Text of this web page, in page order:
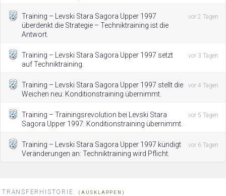
Training – Levski Stara Sagora Upper 1997
überdenkt die Strategie – Techniktraining ist die
Antwort.
vor 2 Tagen
Training – Levski Stara Sagora Upper 1997 setzt
auf Techniktraining.
vor 3 Tagen
Training – Levski Stara Sagora Upper 1997 stellt die
Weichen neu: Konditionstraining übernimmt.
vor 4 Tagen
Training – Trainingsrevolution bei Levski Stara
Sagora Upper 1997: Konditionstraining übernimmt.
vor 5 Tagen
Training – Levski Stara Sagora Upper 1997 kündigt
Veränderungen an: Techniktraining wird Pflicht.
vor 6 Tagen
TRANSFERHISTORIE: (AUSKLAPPEN)